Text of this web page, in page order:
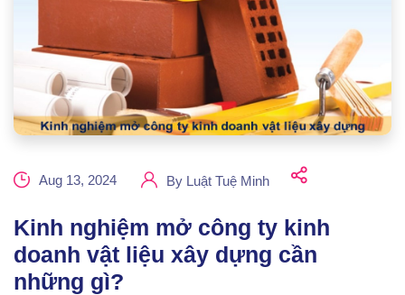
Aug 13, 2024 By Luật Tuệ Minh
Kinh nghiệm mở công ty kinh
doanh vật liệu xây dựng cần
những gì?